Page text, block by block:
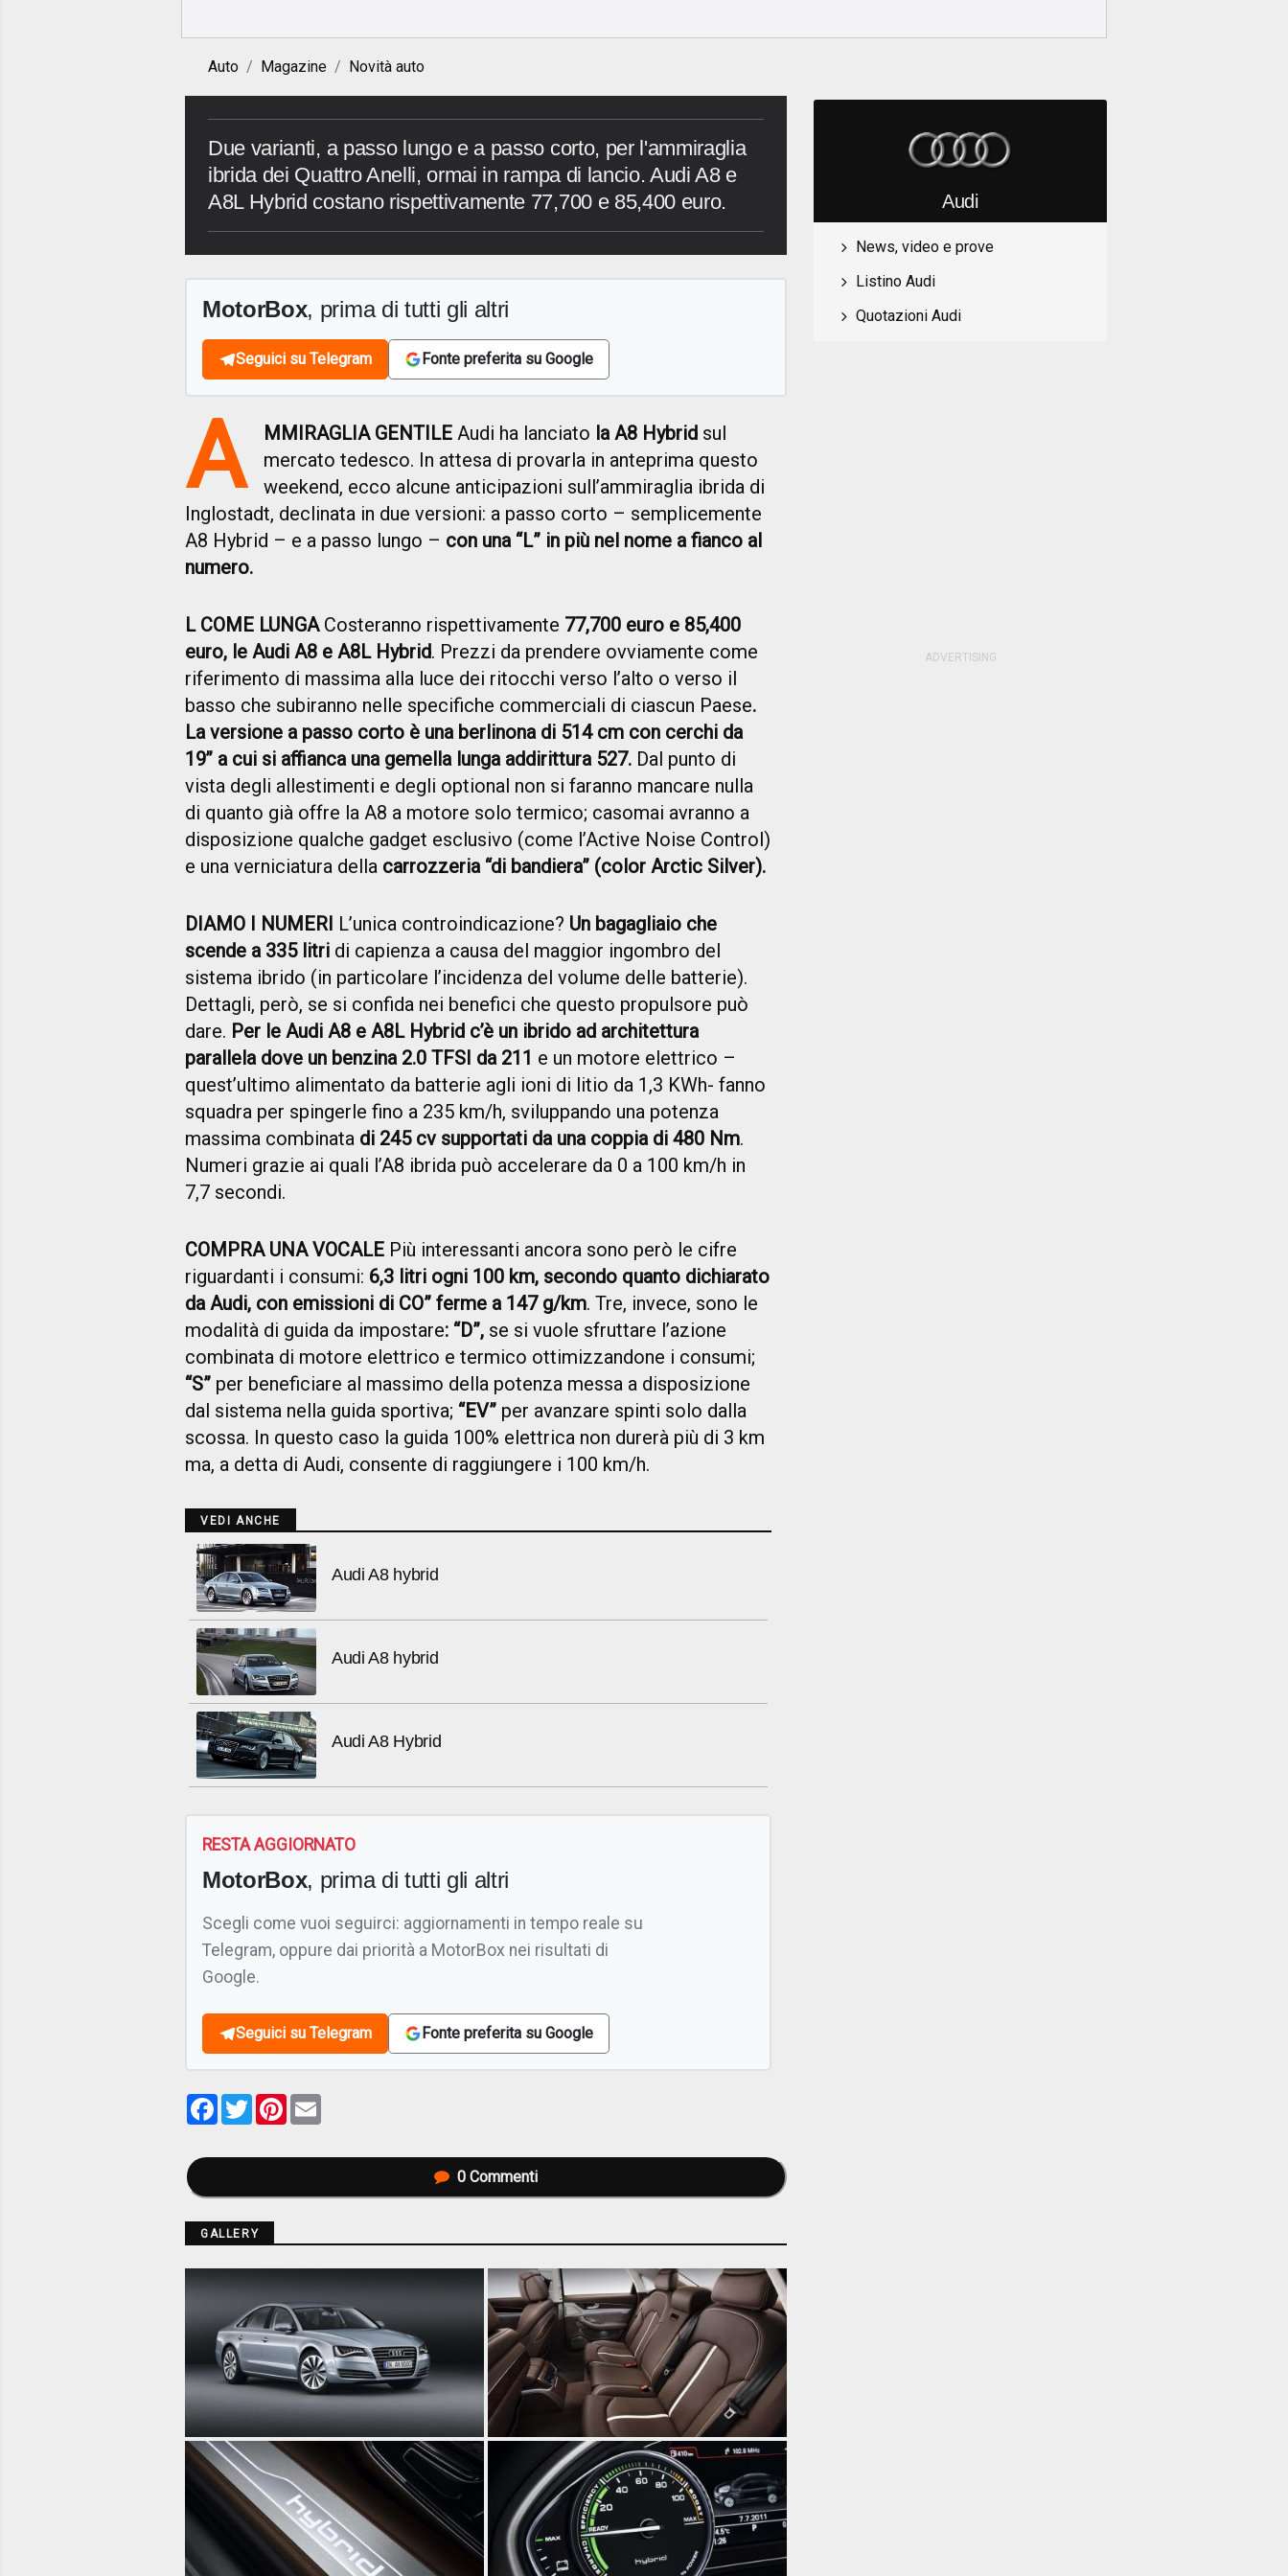
Auto Magazine Novità auto
Due varianti, a passo lungo e a passo corto, per l'ammiraglia
ibrida dei Quattro Anelli, ormai in rampa di lancio. Audi A8 e
A8L Hybrid costano rispettivamente 77,700 e 85,400 euro.
MotorBox, prima di tutti gli altri
Seguici su Telegram Fonte preferita su Google
A MMIRAGLIA GENTILE Audi ha lanciato la A8 Hybrid sul
mercato tedesco. In attesa di provarla in anteprima questo
weekend, ecco alcune anticipazioni sull’ammiraglia ibrida di
Inglostadt, declinata in due versioni: a passo corto – semplicemente
A8 Hybrid – e a passo lungo – con una “L” in più nel nome a fianco al
numero.
L COME LUNGACosteranno rispettivamente 77,700 euro e 85,400
euro, le Audi A8 e A8L Hybrid. Prezzi da prendere ovviamente come
riferimento di massima alla luce dei ritocchi verso l’alto o verso il
basso che subiranno nelle specifiche commerciali di ciascun Paese.
La versione a passo corto è una berlinona di 514 cm con cerchi da
19’’ a cui si affianca una gemella lunga addirittura 527. Dal punto di
vista degli allestimenti e degli optional non si faranno mancare nulla
di quanto già offre la A8 a motore solo termico; casomai avranno a
disposizione qualche gadget esclusivo (come l’Active Noise Control)
e una verniciatura della carrozzeria “di bandiera” (color Arctic Silver).
DIAMO I NUMERI L’unica controindicazione? Un bagagliaio che
scende a 335 litri di capienza a causa del maggior ingombro del
sistema ibrido (in particolare l’incidenza del volume delle batterie).
Dettagli, però, se si confida nei benefici che questo propulsore può
dare. Per le Audi A8 e A8L Hybrid c’è un ibrido ad architettura
parallela dove un benzina 2.0 TFSI da 211 e un motore elettrico –
quest’ultimo alimentato da batterie agli ioni di litio da 1,3 KWh- fanno
squadra per spingerle fino a 235 km/h, sviluppando una potenza
massima combinata di 245 cv supportati da una coppia di 480 Nm.
Numeri grazie ai quali l’A8 ibrida può accelerare da 0 a 100 km/h in
7,7 secondi.
COMPRA UNA VOCALE Più interessanti ancora sono però le cifre
riguardanti i consumi: 6,3 litri ogni 100 km, secondo quanto dichiarato
da Audi, con emissioni di CO” ferme a 147 g/km. Tre, invece, sono le
modalità di guida da impostare: “D”, se si vuole sfruttare l’azione
combinata di motore elettrico e termico ottimizzandone i consumi;
“S” per beneficiare al massimo della potenza messa a disposizione
dal sistema nella guida sportiva; “EV” per avanzare spinti solo dalla
scossa. In questo caso la guida 100% elettrica non durerà più di 3 km
ma, a detta di Audi, consente di raggiungere i 100 km/h.
VEDI ANCHE
Audi A8 hybrid
Audi A8 hybrid
Audi A8 Hybrid
RESTA AGGIORNATO
MotorBox, prima di tutti gli altri
Scegli come vuoi seguirci: aggiornamenti in tempo reale su
Telegram, oppure dai priorità a MotorBox nei risultati di
Google.
Seguici su Telegram Fonte preferita su Google
Facebook
TwitterPinterest
0 Commenti
GALLERY
Audi
News, video e prove
Listino Audi
Quotazioni Audi